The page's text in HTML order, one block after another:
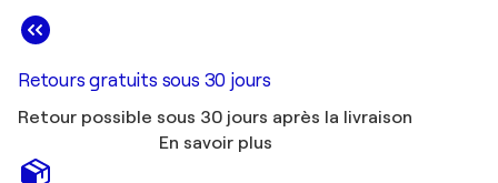
Retours gratuits sous 30 jours
Retour possible sous 30 jours après la livraison
En savoir plus